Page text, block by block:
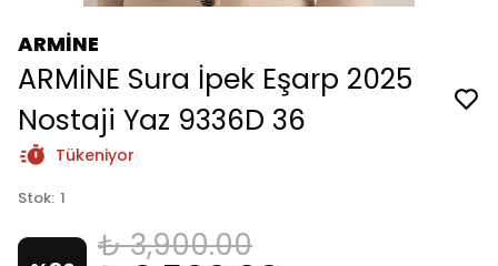
ARMİNE
ARMİNE Sura İpek Eşarp 2025
Nostaji Yaz 9336D 36
Tükeniyor
Stok: 1
₺ 3,900.00